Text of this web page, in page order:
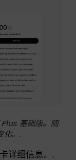
基础版。随
化。.
详细信息。.